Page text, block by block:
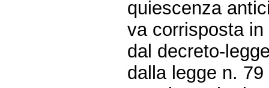
quiescenza
va corrisposta
dal decreto-
dalla legge n.